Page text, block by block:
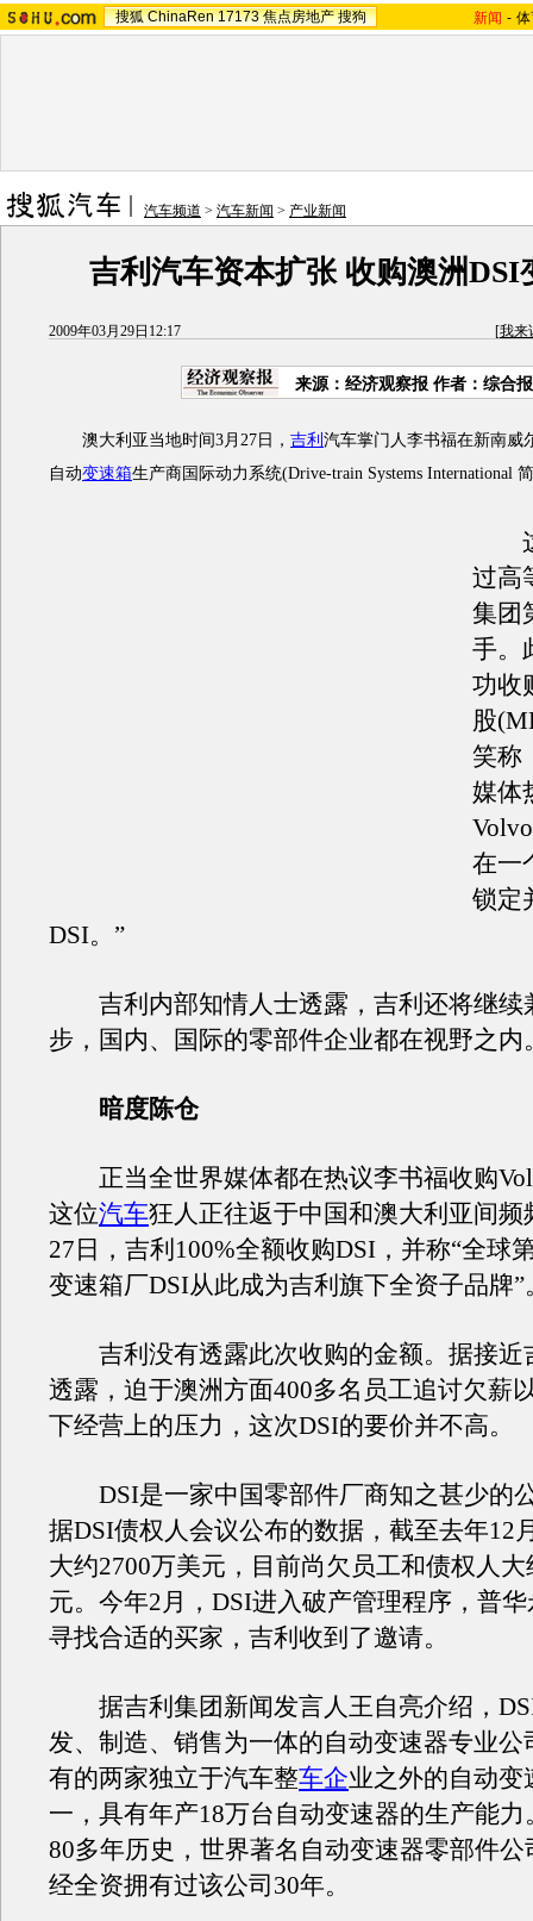
搜狐 ChinaRen 17173 焦点房地产 搜狗 新闻 -
汽车频道 > 汽车新闻 > 产业新闻
吉利汽车资本扩张 收购澳洲DSI
2009年03月29日12:17 [我来
来源：经济观察报 作者：综合
澳大利亚当地时间3月27日， 吉利 汽车掌门人李书福在新南威
自动变速箱生产商国际动力系统(Drive-train Systems International
这
过高
集团
手。
功收
股
笑称
媒体
在一
锁定
DSI。”
吉利内部知情人士透露，吉利还将继续
步，国内、国际的零部件企业都在视野之内
暗度陈仓
正当全世界媒体都在热议李书福收购
这位汽车狂人正往返于中国和澳大利亚间频
27日，吉利100%全额收购DSI，并称“全球
变速箱厂DSI从此成为吉利旗下全资子品牌”
吉利没有透露此次收购的金额。据接近
透露，迫于澳洲方面400多名员工追讨欠薪
下经营上的压力，这次DSI的要价并不高。
DSI是一家中国零部件厂商知之甚少的
据DSI债权人会议公布的数据，截至去年12
大约2700万美元，目前尚欠员工和债权人大
元。今年2月，DSI进入破产管理程序，普
寻找合适的买家，吉利收到了邀请。
据吉利集团新闻发言人王自亮介绍，
发、制造、销售为一体的自动变速器专业公
有的两家独立于汽车整车企业之外的自动变
一，具有年产18万台自动变速器的生产能
80多年历史，世界著名自动变速器零部件
经全资拥有过该公司30年。